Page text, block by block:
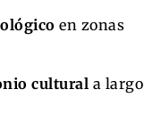
en zonas
cultural a largo